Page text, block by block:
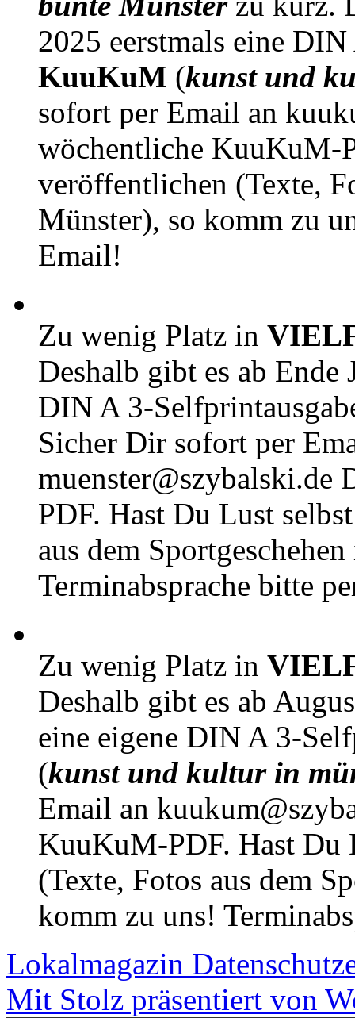
2025 eerstmals eine
KuuKuM (kunst und
sofort per Email an
wöchentliche KuuKuM-
veröffentlichen (Texte,
Münster), so komm zu
Email!
Zu wenig Platz in
Deshalb gibt es ab Ende
DIN A 3-
Sicher Dir sofort per
muenster@szybalski.de
PDF. Hast Du Lust
aus dem
Terminabsprache bitte
Zu wenig Platz in
Deshalb gibt es ab
eine eigene DIN A 3-
(kunst und kultur in
Email an
KuuKuM-PDF. Hast Du
(Texte, Fotos aus dem
komm zu uns!
Lokalmagazin
Mit Stolz präsentiert von